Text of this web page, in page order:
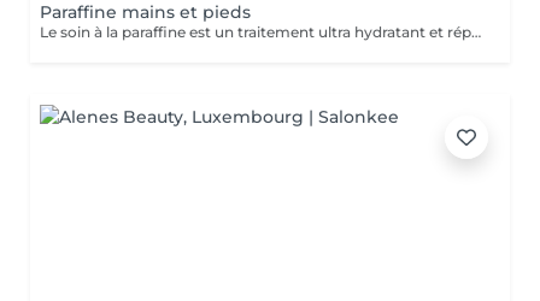
Paraffine mains et pieds
Le soin à la paraffine est un traitement ultra hydratant et réparateur idéal pour les mains et pieds secs et abîmés. Ce soin consiste à éliminer toutes les cellules mortes grâce à un gommage manuel ou mécanique suivi d un enveloppement en paraffine.